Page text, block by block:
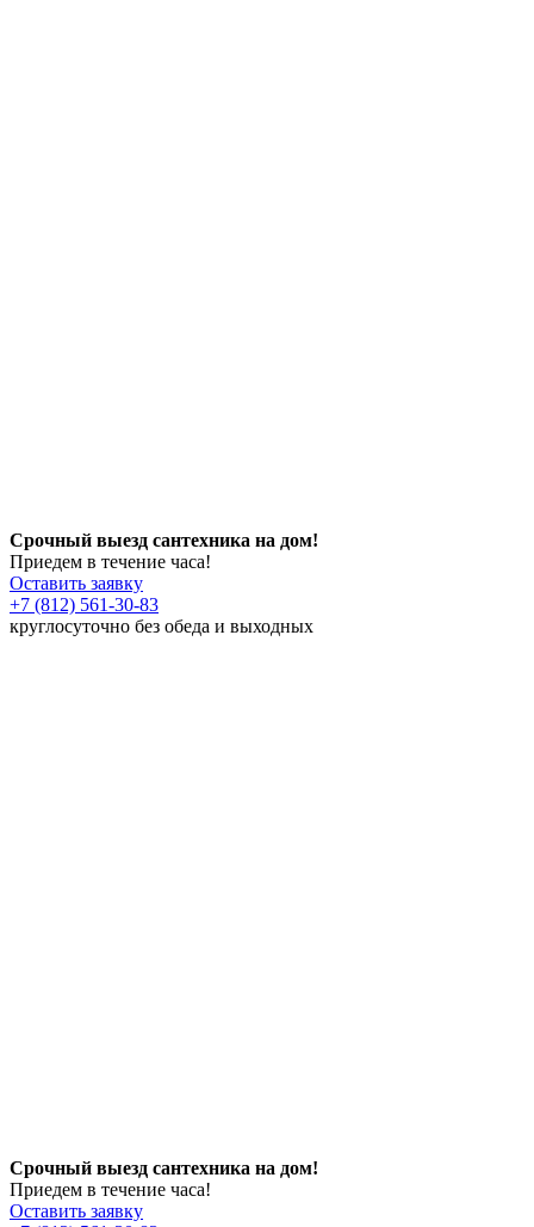
Срочный выезд сантехника на дом!
Приедем в течение часа!
Оставить заявку
+7 (812) 561-30-83
круглосуточно без обеда и выходных
Срочный выезд сантехника на дом!
Приедем в течение часа!
Оставить заявку